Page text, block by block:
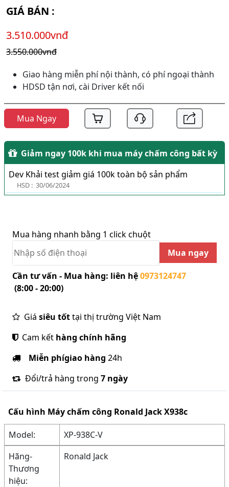
GIÁ BÁN :
3.510.000vnđ
3.550.000vnđ
Giao hàng miễn phí nội thành, có phí ngoại thành
HDSD tận nơi, cài Driver kết nối
Mua Ngay
Giảm ngay 100k khi mua máy chấm công bất kỳ
Dev Khải test giảm giá 100k toàn bộ sản phẩm
HSD : 30/06/2024
Mua hàng nhanh bằng 1 click chuột
Mua ngay
Cần tư vấn - Mua hàng: liên hệ0973124747
(8:00 - 20:00)
Giá siêu tốttại thị trường Việt Nam
Cam kết hàng chính hãng
Miễn phígiao hàng 24h
Đổi/trả hàng trong 7 ngày
Cấu hình Máy chấm công Ronald Jack X938c
Model:
XP-938C-V
Hãng-
Thương
hiệu:
Ronald Jack